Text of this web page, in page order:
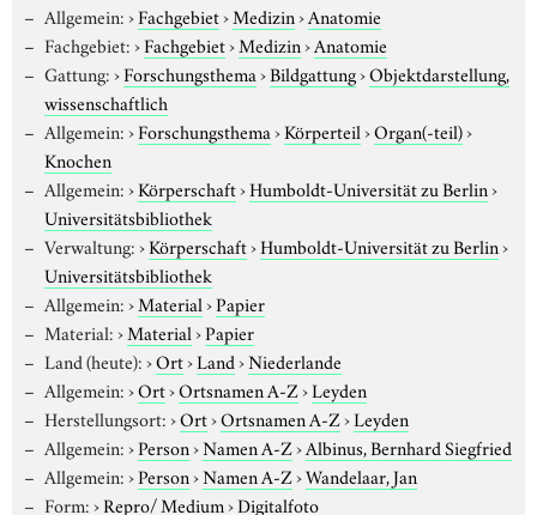
Allgemein:›Fachgebiet›Medizin›Anatomie
Fachgebiet:›Fachgebiet›Medizin›Anatomie
Gattung:›Forschungsthema›Bildgattung›Objektdarstellung,
wissenschaftlich
Allgemein:›Forschungsthema›Körperteil›Organ(-teil)›
Knochen
Allgemein:›Körperschaft›Humboldt-Universität zu Berlin›
Universitätsbibliothek
Verwaltung:›Körperschaft›Humboldt-Universität zu Berlin›
Universitätsbibliothek
Allgemein:›Material›Papier
Material:›Material›Papier
Land (heute):›Ort›Land›Niederlande
Allgemein:›Ort›Ortsnamen A-Z›Leyden
Herstellungsort:›Ort›Ortsnamen A-Z›Leyden
Allgemein:›Person›Namen A-Z›Albinus, Bernhard Siegfried
Allgemein:›Person›Namen A-Z›Wandelaar, Jan
Form:›Repro/ Medium›Digitalfoto